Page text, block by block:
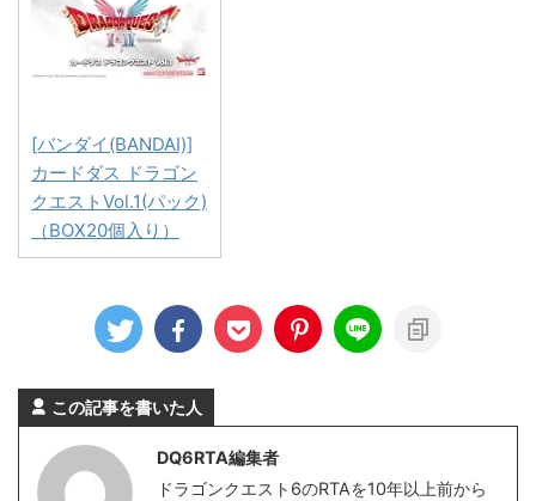
[バンダイ(BANDAI)]
カードダス ドラゴン
クエストVol.1(パック)
（BOX20個入り）
この記事を書いた人
DQ6RTA編集者
ドラゴンクエスト6のRTAを10年以上前から